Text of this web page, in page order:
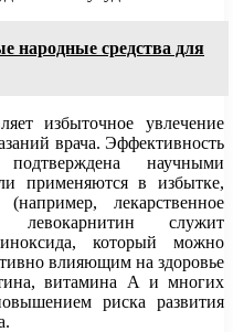
народные средства для
избыточное увлечение
врача. Эффективность
научными
применяются в избытке,
лекарственное
служит
который можно
влияющим на здоровье
витамина А и многих
риска развития